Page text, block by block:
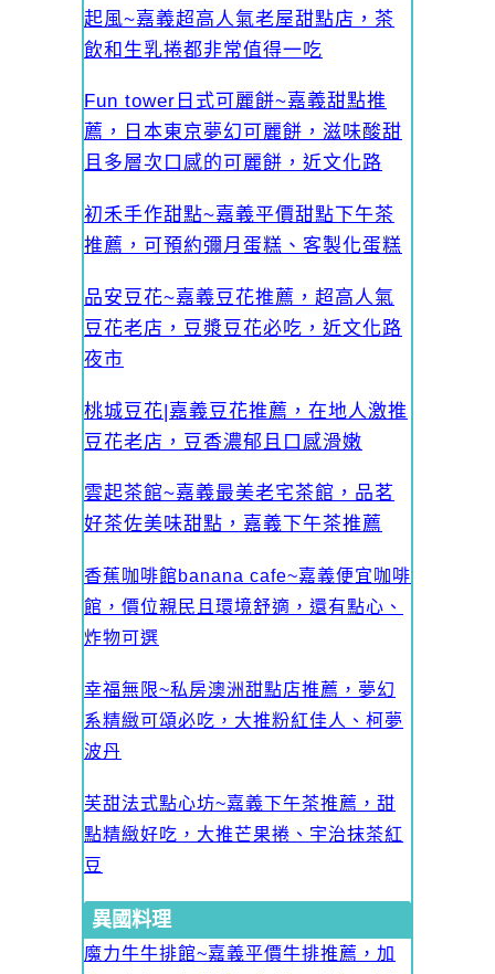
起風~嘉義超高人氣老屋甜點店，茶
飲和生乳捲都非常值得一吃
Fun tower日式可麗餅~嘉義甜點推
薦，日本東京夢幻可麗餅，滋味酸甜
且多層次口感的可麗餅，近文化路
初禾手作甜點~嘉義平價甜點下午茶
推薦，可預約彌月蛋糕、客製化蛋糕
品安豆花~嘉義豆花推薦，超高人氣
豆花老店，豆漿豆花必吃，近文化路
夜市
桃城豆花|嘉義豆花推薦，在地人激推
豆花老店，豆香濃郁且口感滑嫩
雲起茶館~嘉義最美老宅茶館，品茗
好茶佐美味甜點，嘉義下午茶推薦
香蕉咖啡館banana cafe~嘉義便宜咖啡
館，價位親民且環境舒適，還有點心、
炸物可選
幸福無限~私房澳洲甜點店推薦，夢幻
系精緻可頌必吃，大推粉紅佳人、柯夢
波丹
芙甜法式點心坊~嘉義下午茶推薦，甜
點精緻好吃，大推芒果捲、宇治抹茶紅
豆
異國料理
魔力牛牛排館~嘉義平價牛排推薦，加